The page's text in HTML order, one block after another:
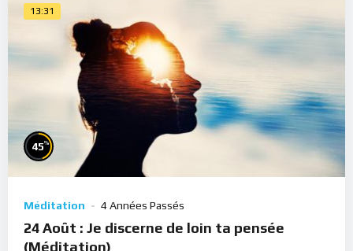
13:31
45%
Méditation 4 Années Passés
24 Août : Je discerne de loin ta pensée
(Méditation)